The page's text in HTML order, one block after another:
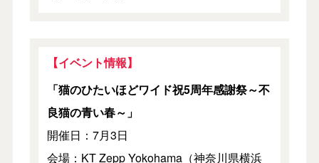
【イベント情報】
「猫のひたいほどワイド祝5周年感謝祭～不
良猫の青い春～」
開催日：7月3日
会場：KT Zepp Yokohama（神奈川県横浜